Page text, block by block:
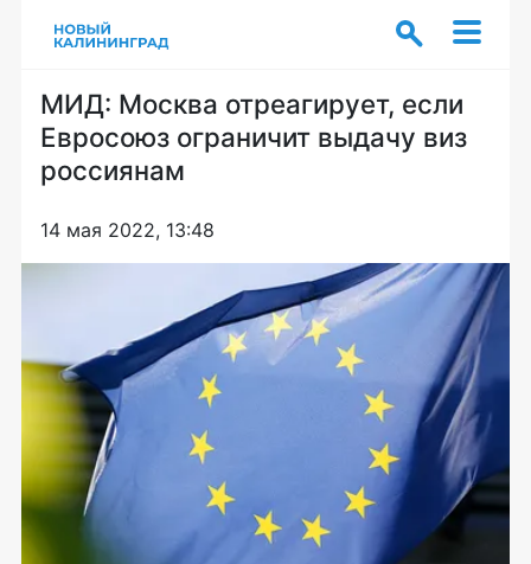
МИД: Москва отреагирует, если
Евросоюз ограничит выдачу виз
россиянам
14 мая 2022, 13:48